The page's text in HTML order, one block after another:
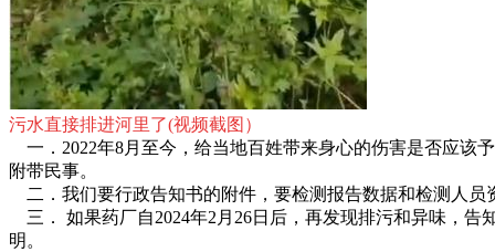
污水直接排进河里了(视频截图）
一．2022年8月至今，给当地百姓带来身心的伤害是否应该
附带民事。
二．我们要行政告知书的附件，要检测报告数据和检测人员
三． 如果药厂自2024年2月26日后，再发现排污和异味，告
明。